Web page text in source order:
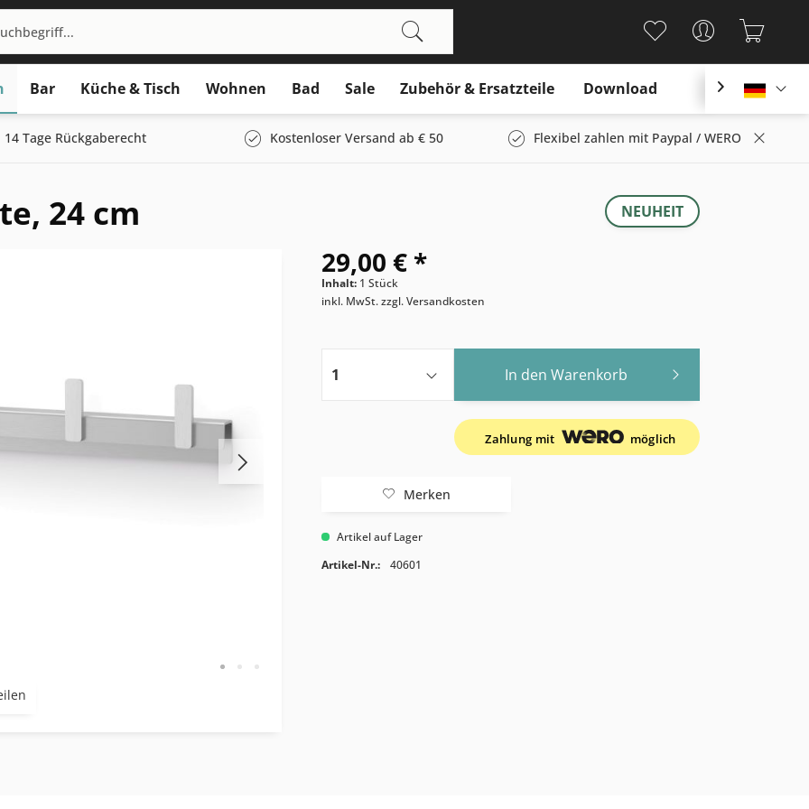
Bar Küche & Tisch Wohnen Bad Sale Zubehör & Ersatzteile Download 
14 Tage Rückgaberecht Kostenloser Versand ab € 50 Flexibel zahlen mit Paypal / WERO
24 cm NEUHEIT
29,00 € *
Inhalt: 1 Stück
inkl. MwSt.zzgl. Versandkosten
In den Warenkorb
Zahlung mit möglich
Merken
Artikel auf Lager
Artikel-Nr.:
40601